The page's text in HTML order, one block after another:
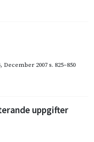
, December 2007s. 825–850
uppgifter